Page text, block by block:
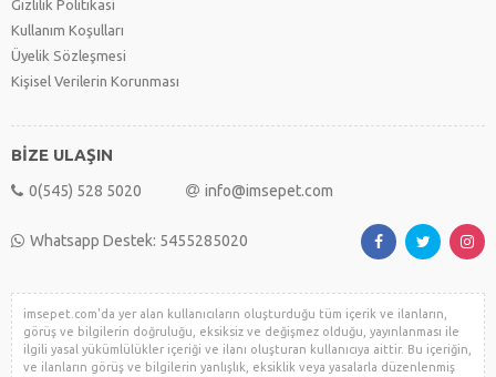
Gizlilik Politikası
Kullanım Koşulları
Üyelik Sözleşmesi
Kişisel Verilerin Korunması
BİZE ULAŞIN
0(545) 528 5020 info@imsepet.com
Whatsapp Destek: 5455285020
imsepet.com'da yer alan kullanıcıların oluşturduğu tüm içerik ve ilanların,
görüş ve bilgilerin doğruluğu, eksiksiz ve değişmez olduğu, yayınlanması ile
ilgili yasal yükümlülükler içeriği ve ilanı oluşturan kullanıcıya aittir. Bu içeriğin,
ve ilanların görüş ve bilgilerin yanlışlık, eksiklik veya yasalarla düzenlenmiş